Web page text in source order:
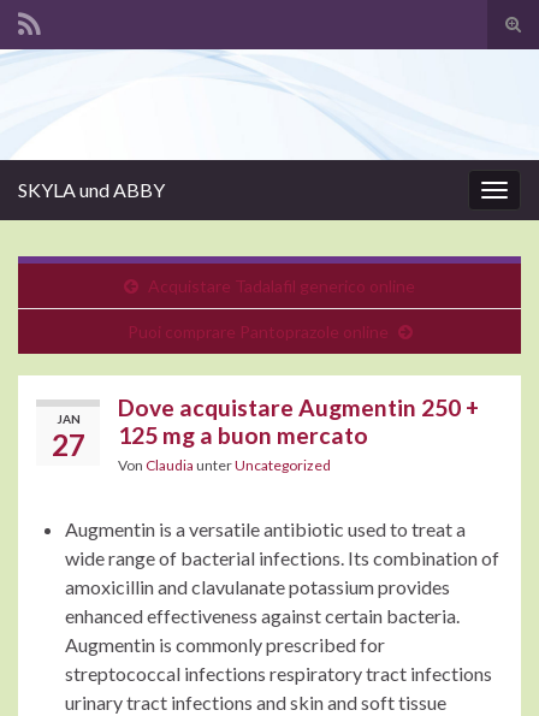
SKYLA und ABBY
Acquistare Tadalafil generico online
Puoi comprare Pantoprazole online
JAN
27
Dove acquistare Augmentin 250 +
125 mg a buon mercato
Von Claudia unterUncategorized
Augmentin is a versatile antibiotic used to treat a
wide range of bacterial infections. Its combination of
amoxicillin and clavulanate potassium provides
enhanced effectiveness against certain bacteria.
Augmentin is commonly prescribed for
streptococcal infections respiratory tract infections
urinary tract infections and skin and soft tissue